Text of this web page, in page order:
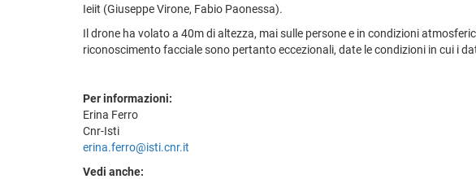
Ieiit (Giuseppe Virone, Fabio Paonessa).
Il drone ha volato a 40m di altezza, mai sulle persone e in condizioni
riconoscimento facciale sono pertanto eccezionali, date le condizioni in cui i
Per informazioni:
Erina Ferro
Cnr-Isti
erina.ferro@isti.cnr.it
Vedi anche: